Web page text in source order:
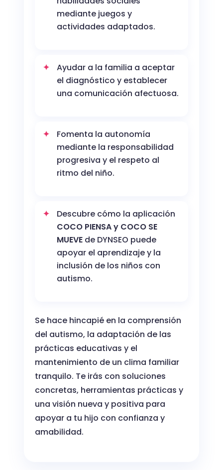
mediante juegos y
actividades adaptados.
Ayudar a la familia a aceptar
el diagnóstico y establecer
una comunicación afectuosa.
Fomenta la autonomía
mediante la responsabilidad
progresiva y el respeto al
ritmo del niño.
Descubre cómo la aplicación
COCO PIENSA y COCO SE
MUEVE de DYNSEO puede
apoyar el aprendizaje y la
inclusión de los niños con
autismo.
Se hace hincapié en la comprensión
del autismo, la adaptación de las
prácticas educativas y el
mantenimiento de un clima familiar
tranquilo. Te irás con soluciones
concretas, herramientas prácticas y
una visión nueva y positiva para
apoyar a tu hijo con confianza y
amabilidad.